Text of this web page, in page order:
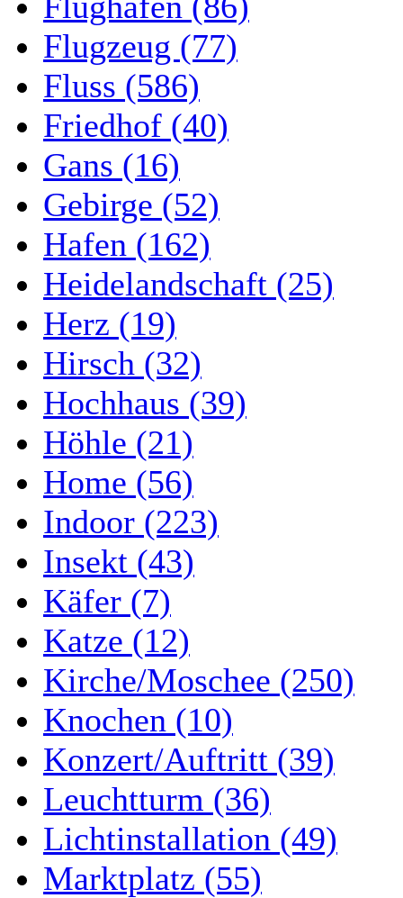
Flugzeug (77)
Fluss (586)
Friedhof (40)
Gans (16)
Gebirge (52)
Hafen (162)
Heidelandschaft (25)
Herz (19)
Hirsch (32)
Hochhaus (39)
Höhle (21)
Home (56)
Indoor (223)
Insekt (43)
Käfer (7)
Katze (12)
Kirche/Moschee (250)
Knochen (10)
Konzert/Auftritt (39)
Leuchtturm (36)
Lichtinstallation (49)
Marktplatz (55)